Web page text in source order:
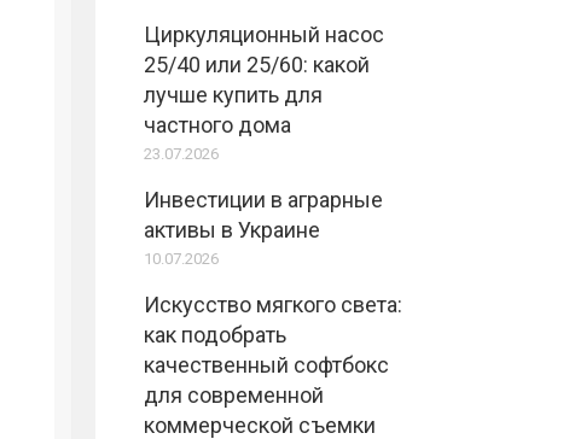
Циркуляционный насос
25/40 или 25/60: какой
лучше купить для
частного дома
23.07.2026
Инвестиции в аграрные
активы в Украине
10.07.2026
Искусство мягкого света:
как подобрать
качественный софтбокс
для современной
коммерческой съемки